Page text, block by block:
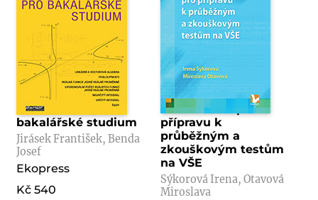
Matematika pro
bakalářské studium
Jirásek František, Benda
Josef
Ekopress
Kč 540
Matematika pro
přípravu k
průběžným a
zkouškovým testům
na VŠE
Sýkorová Irena, Otavová
Miroslava